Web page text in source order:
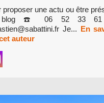
proposer une actu ou être
☎️ 06 52 33 61
Je... En
auteur